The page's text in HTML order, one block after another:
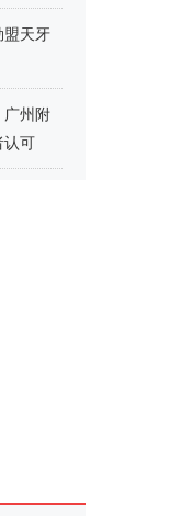
盟天牙
广州附
认可